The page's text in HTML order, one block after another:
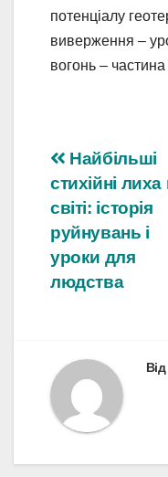
потенціалу
виверження –
вогонь –
Навігація
записів
Найбільші
стихійні лиха
світі: історія
руйнувань і
уроки для
людства
Від